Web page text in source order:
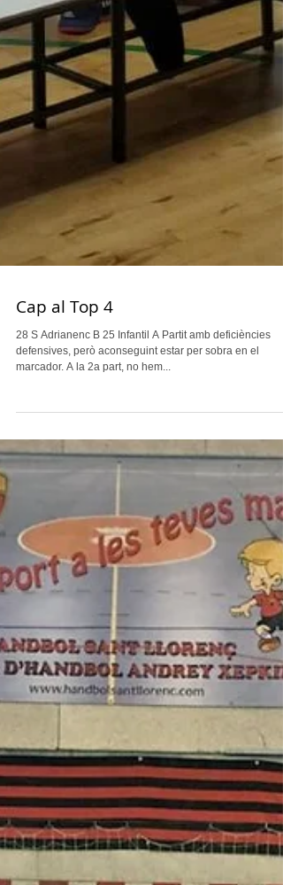
Cap al Top 4
marcador. A la 2a part, no hem...